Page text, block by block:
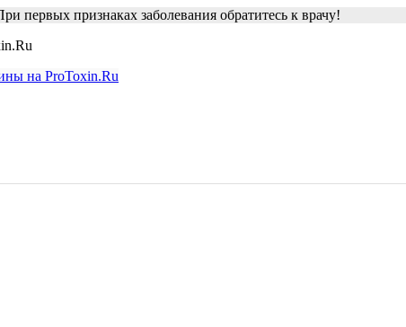
первых признаках заболевания обратитесь к врачу!